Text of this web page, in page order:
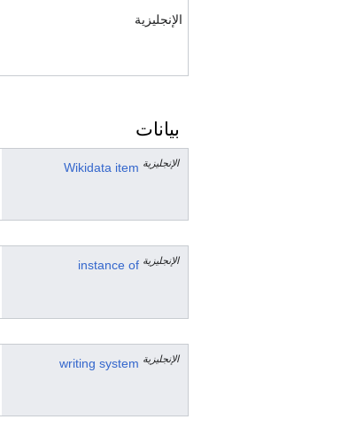
الإنجليزية
بيانات
Wikidata item الإنجليزية
instance of الإنجليزية
writing system الإنجليزية